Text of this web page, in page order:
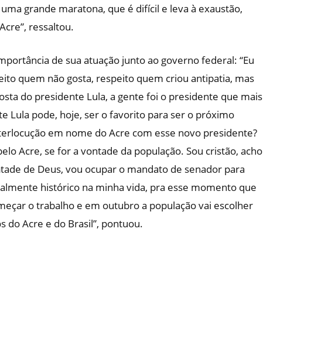
grande maratona, que é difícil e leva à exaustão,
ressaltou.
de sua atuação junto ao governo federal: “Eu
quem não gosta, respeito quem criou antipatia, mas
do presidente Lula, a gente foi o presidente que mais
Lula pode, hoje, ser o favorito para ser o próximo
em nome do Acre com esse novo presidente?
Acre, se for a vontade da população. Sou cristão, acho
de Deus, vou ocupar o mandato de senador para
histórico na minha vida, pra esse momento que
o trabalho e em outubro a população vai escolher
do Acre e do Brasil”, pontuou.